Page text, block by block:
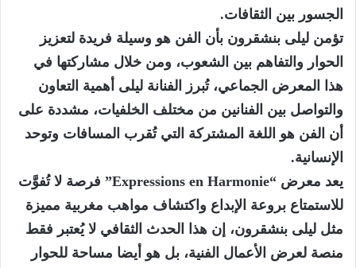
الجسور بين الثقافات.
تؤمن ليلى بنشقرون بأن الفن هو وسيلة فريدة لتعزيز
الحوار والتفاهم بين الشعوب، ومن خلال مشاركتها في
هذا المعرض الجماعي، تُبرز الفنانة ليلى أهمية التعاون
والتواصل بين الفنانين من مختلف الخلفيات، مشددة على
أن الفن هو اللغة المشتركة التي تُقرب المسافات وتوحد
الإنسانية.
يعد معرض “Expressions en Harmonie” فرصة لا تُفوَّت
للاستمتاع بروعة الإبداع واكتشاف مواهب مغربية مميزة
مثل ليلى بنشقرون، إن هذا الحدث الثقافي لا يُعتبر فقط
منصة لعرض الأعمال الفنية، بل هو أيضا مساحة للحوار